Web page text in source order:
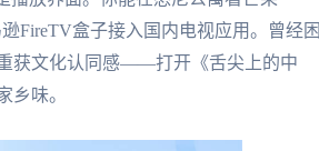
FireTV盒子接入国内电视应用。曾经困
获文化认同感——打开《舌尖上的中
乡味。